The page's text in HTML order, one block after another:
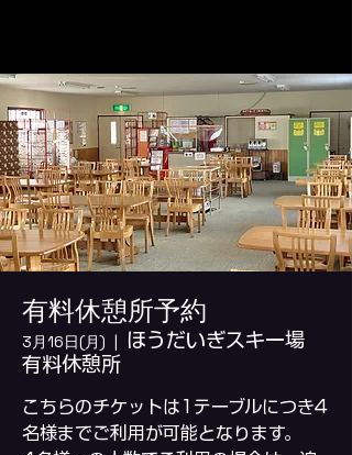
有料休憩所予約
3月16日(月)
  |
ほうだいぎスキー場
有料休憩所
こちらのチケットは1テーブルにつき4
名様までご利用が可能となります。